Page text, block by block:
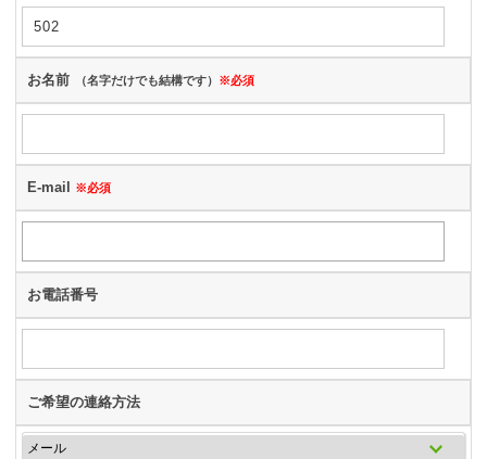
お名前 （名字だけでも結構です） ※必須
E-mail ※必須
お電話番号
ご希望の連絡方法